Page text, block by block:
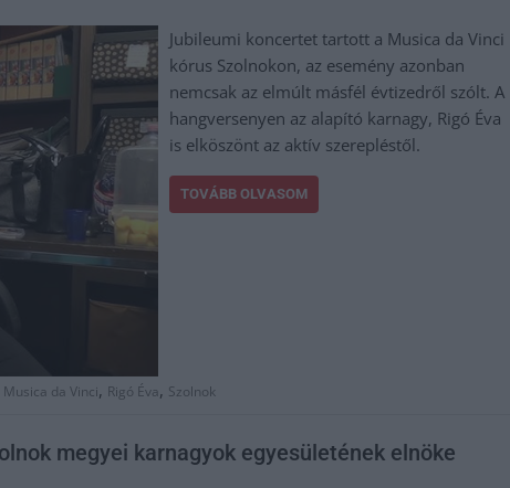
Jubileumi koncertet tartott a Musica da Vinci
kórus Szolnokon, az esemény azonban
nemcsak az elmúlt másfél évtizedről szólt. A
hangversenyen az alapító karnagy, Rigó Éva
is elköszönt az aktív szerepléstől.
TOVÁBB OLVASOM
Musica da Vinci, Rigó Éva, Szolnok
megyei karnagyok egyesületének elnöke